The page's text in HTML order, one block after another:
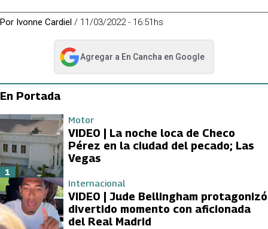
Por Ivonne Cardiel / 11/03/2022 - 16:51hs
Agregar a En Cancha en Google
abre en nueva pestaña
En Portada
Motor
VIDEO | La noche loca de Checo
Pérez en la ciudad del pecado; Las
Vegas
1
Internacional
VIDEO | Jude Bellingham protagonizó
divertido momento con aficionada
del Real Madrid